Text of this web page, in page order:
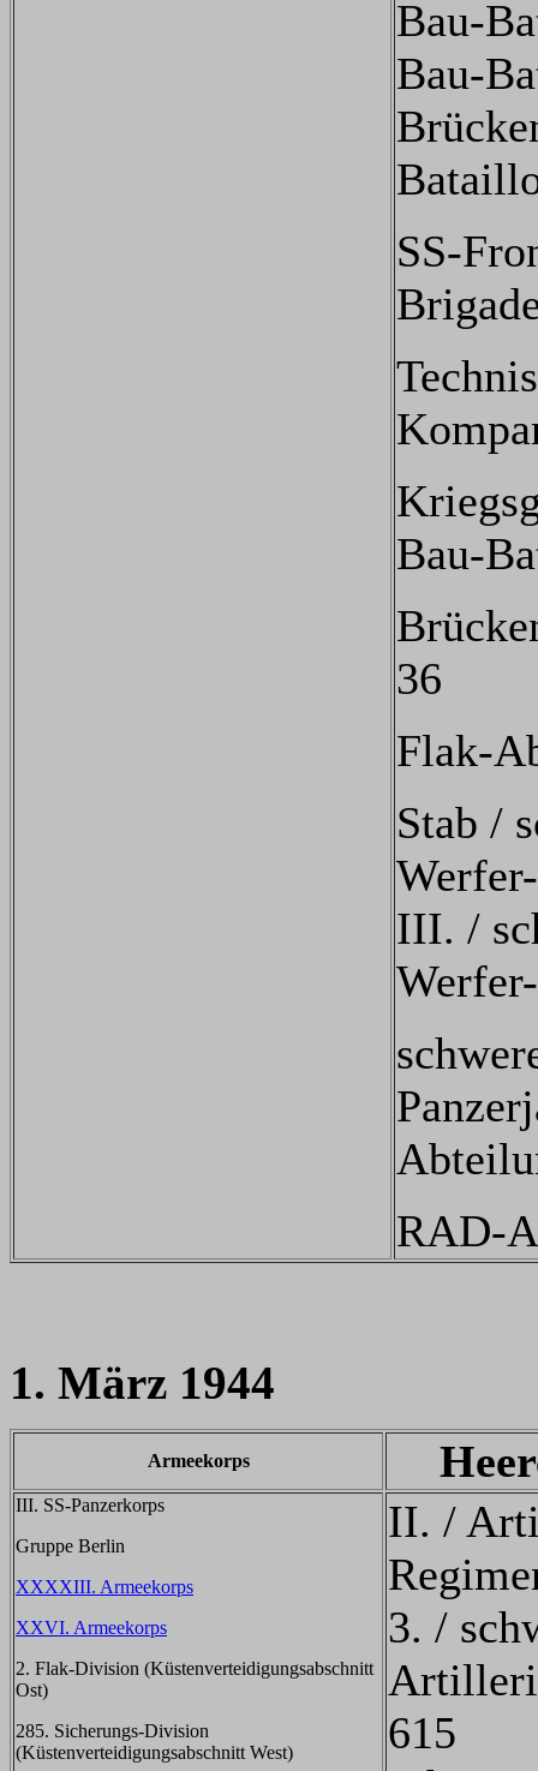
Bau-
Bau-
SS-
Bau-
36
Flak-
Stab /
III. /
RAD-
1. März 1944
Armeekorps
III. SS-Panzerkorps
Gruppe Berlin
XXXXIII. Armeekorps
XXVI. Armeekorps
2. Flak-Division (Küstenverteidigungsabschnitt
Ost)
285. Sicherungs-Division
(Küstenverteidigungsabschnitt West)
II. /
3. /
615